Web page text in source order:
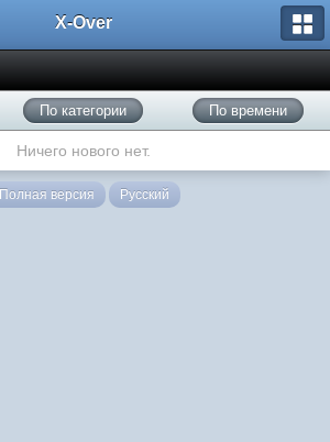
X-Over
По категории По времени
Ничего нового нет.
Полная версия Русский